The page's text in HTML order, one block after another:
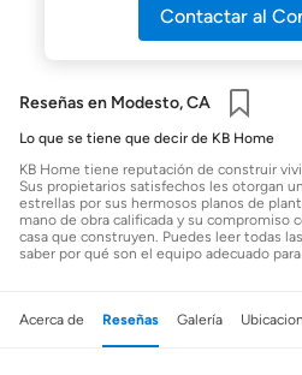
Contactar al
Reseñas en Modesto, CA
Guardar
Lo que se tiene que decir de KB Home
KB Home tiene reputación de construir
Sus propietarios satisfechos les otorgan
estrellas por sus hermosos planos de
mano de obra calificada y su compromiso
casa que construyen. Puedes leer todas
saber por qué son el equipo adecuado
Acerca de Reseñas Galería